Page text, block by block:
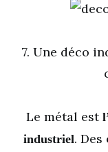
7. Une déco
Le métal est
industriel.